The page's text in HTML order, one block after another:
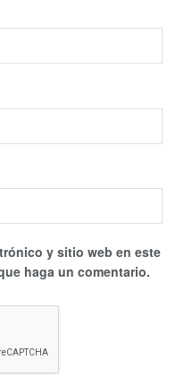
y sitio web en este
haga un comentario.